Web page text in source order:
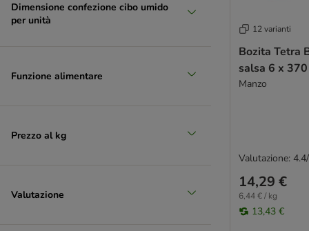
Dimensione confezione cibo umido
per unità
Funzione alimentare
Prezzo al kg
Valutazione
12 varianti
Bozita Tetra
salsa 6 x
Manzo
14,29 €
6,44 € / kg
13,43 €
Valutazione: